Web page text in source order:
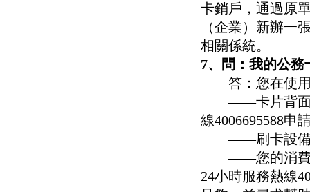
卡銷戶，通過原
（企業）新辦一
相關係統。
7、問：我的公
答：您在使用
——卡片背面的
線4006695588申
——刷卡設備出
——您的消費額
24小時服務熱線